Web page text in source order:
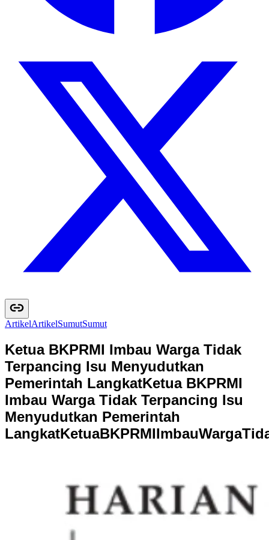
ArtikelArtikelSumutSumut
Ketua BKPRMI Imbau Warga Tidak
Terpancing Isu Menyudutkan
Pemerintah LangkatKetua BKPRMI
Imbau Warga Tidak Terpancing Isu
Menyudutkan Pemerintah
LangkatKetuaBKPRMIImbauWargaTid